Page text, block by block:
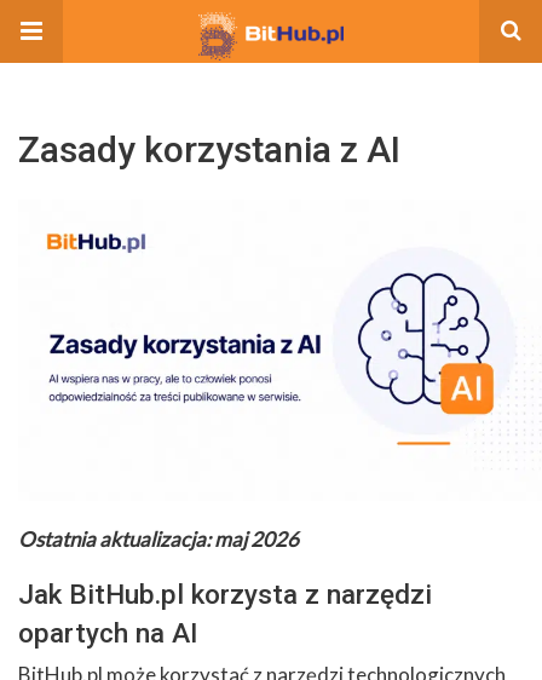
Zasady korzystania z AI
Ostatnia aktualizacja: maj 2026
Jak BitHub.pl korzysta z narzędzi
opartych na AI
BitHub.pl może korzystać z narzędzi technologicznych